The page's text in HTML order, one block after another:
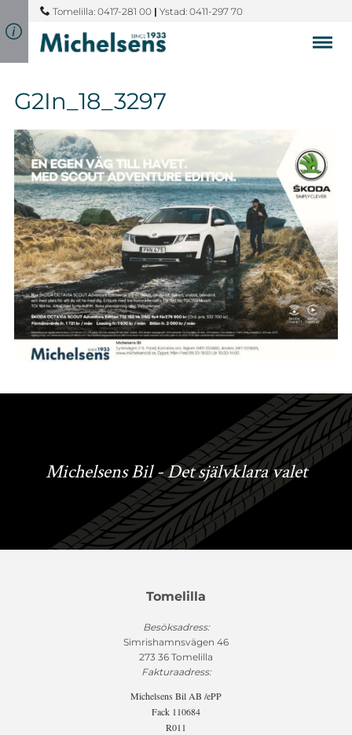
Tomelilla: 0417-281 00 | Ystad: 0411-297 70
G2In_18_3297
Michelsens Bil - Det självklara valet
Tomelilla
Besöksadress:
Simrishamnsvägen 46
273 36 Tomelilla
Fakturaadress:
Michelsens Bil AB /ePP
Fack 110684
R011